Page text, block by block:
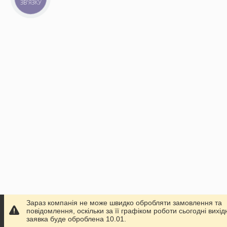
Зараз компанія не може швидко обробляти замовлення та
повідомлення, оскільки за її графіком роботи сьогодні
заявка буде оброблена 10.01.
ЗВ'ЯЗКУ